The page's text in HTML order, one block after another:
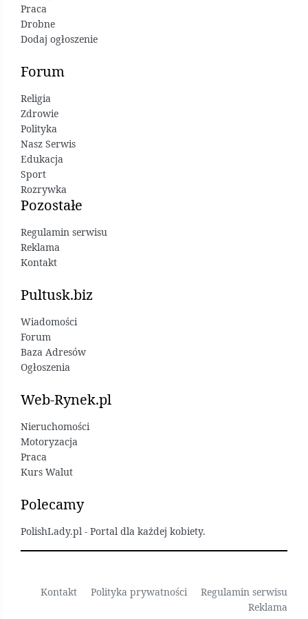
Praca
Drobne
Dodaj ogłoszenie
Forum
Religia
Zdrowie
Polityka
Nasz Serwis
Edukacja
Sport
Rozrywka
Pozostałe
Regulamin serwisu
Reklama
Kontakt
Pultusk.biz
Wiadomości
Forum
Baza Adresów
Ogłoszenia
Web-Rynek.pl
Nieruchomości
Motoryzacja
Praca
Kurs Walut
Polecamy
PolishLady.pl - Portal dla każdej kobiety.
Kontakt Polityka prywatności
Regulamin serwisu
Reklama